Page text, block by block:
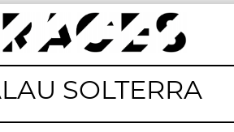
de la memòria obert a tothom
SOLTERRA